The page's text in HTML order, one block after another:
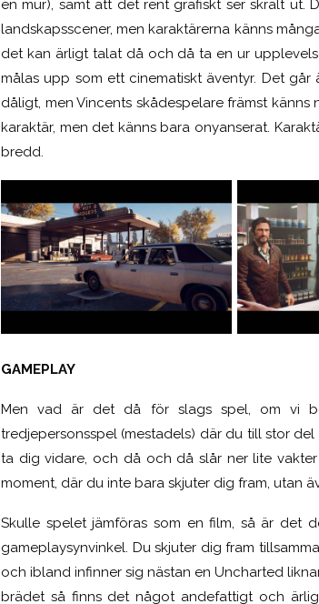
en mur), samt att det rent grafiskt ser skralt
landskapsscener, men karaktärerna känns
det kan ärligt talat då och då ta en ur
målas upp som ett cinematiskt äventyr. Det
dåligt, men Vincents skådespelare främst
karaktär, men det känns bara onyanserat.
bredd.
GAMEPLAY
Men vad är det då för slags spel, om vi
tredjepersonsspel (mestadels) där du till stor
ta dig vidare, och då och då slår ner lite
moment, där du inte bara skjuter dig fram, utan
Skulle spelet jämföras som en film, så är det
gameplaysynvinkel. Du skjuter dig fram
och ibland infinner sig nästan en Uncharted
brädet så finns det något andefattigt och